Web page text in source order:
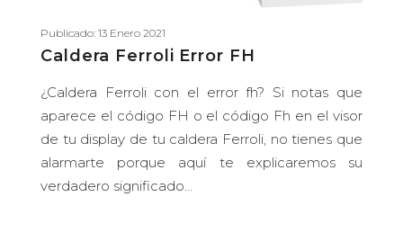
Publicado: 13 Enero 2021
Caldera Ferroli Error FH
¿Caldera Ferroli con el error fh? Si notas que
aparece el código FH o el código Fh en el visor
de tu display de tu caldera Ferroli, no tienes que
alarmarte porque aquí te explicaremos su
verdadero significado...